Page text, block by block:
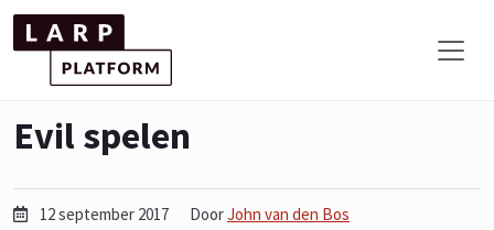
Evil spelen
12 september 2017 DoorJohn van den Bos